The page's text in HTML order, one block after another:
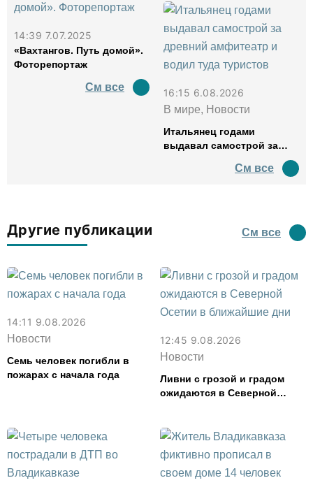
14:39 7.07.2025
«Вахтангов. Путь домой».
Фоторепортаж
См все
16:15 6.08.2026
В мире, Новости
Итальянец годами
выдавал самострой за
водил туда туристов
См все
Другие публикации См все
14:11 9.08.2026
Новости
Семь человек погибли в
пожарах с начала года
12:45 9.08.2026
Новости
Ливни с грозой и градом
ожидаются в Северной